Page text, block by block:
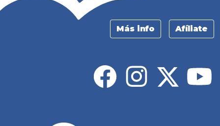
Más info Afíliate